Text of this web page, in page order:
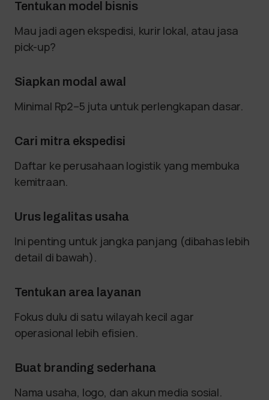
Tentukan model bisnis
Mau jadi agen ekspedisi, kurir lokal, atau jasa
pick-up?
Siapkan modal awal
Minimal Rp2–5 juta untuk perlengkapan dasar.
Cari mitra ekspedisi
Daftar ke perusahaan logistik yang membuka
kemitraan.
Urus legalitas usaha
Ini penting untuk jangka panjang (dibahas lebih
detail di bawah).
Tentukan area layanan
Fokus dulu di satu wilayah kecil agar
operasional lebih efisien.
Buat branding sederhana
Nama usaha, logo, dan akun media sosial.